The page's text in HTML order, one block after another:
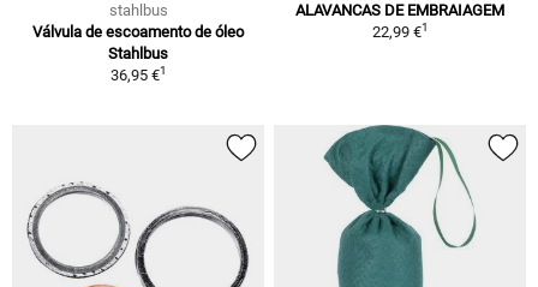
stahlbus
Válvula de escoamento de óleo
Stahlbus
36,95 €1
ALAVANCAS DE EMBRAIAGEM
22,99 €1